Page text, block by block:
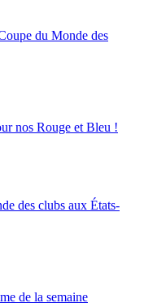
du Monde des
nos Rouge et Bleu !
des clubs aux États-
de la semaine